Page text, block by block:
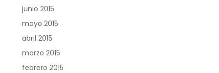
junio 2015
mayo 2015
abril 2015
marzo 2015
febrero 2015